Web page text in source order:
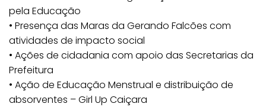
pela Educação
• Presença das Maras da Gerando Falcões com
atividades de impacto social
• Ações de cidadania com apoio das Secretarias da
Prefeitura
• Ação de Educação Menstrual e distribuição de
absorventes – Girl Up Caiçara